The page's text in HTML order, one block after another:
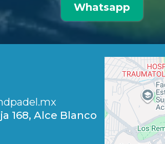
Whatsapp
mx
168, Alce Blanco